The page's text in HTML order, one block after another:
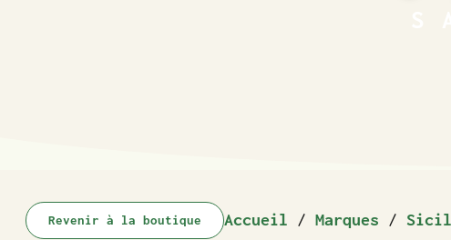
Revenir à la boutique Accueil / Marques /